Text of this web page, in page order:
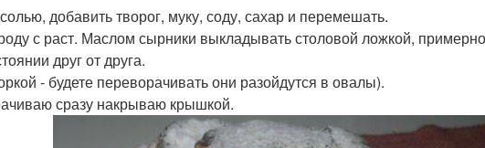
добавить творог, муку, соду, сахар и перемешать.
с раст. Маслом сырники выкладывать столовой ложкой,
друг от друга.
- будете переворачивать они разойдутся в овалы).
сразу накрываю крышкой.